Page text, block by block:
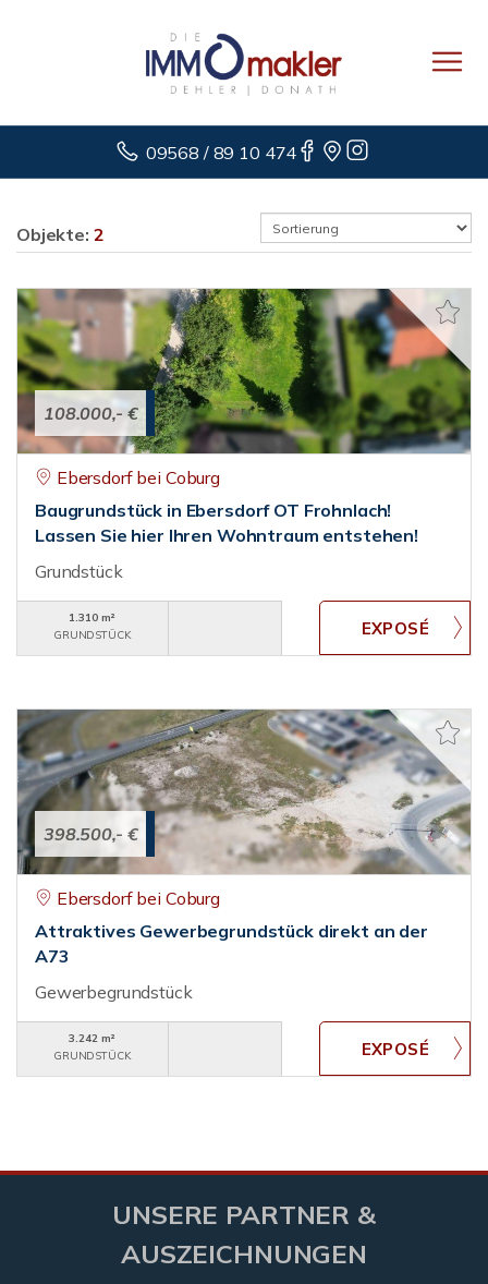
09568 / 89 10 474
Objekte: 2
108.000,- €
Ebersdorf bei Coburg
Baugrundstück in Ebersdorf OT Frohnlach!
Lassen Sie hier Ihren Wohntraum entstehen!
Grundstück
1.310 m²
GRUNDSTÜCK
398.500,- €
Ebersdorf bei Coburg
Attraktives Gewerbegrundstück direkt an der
A73
Gewerbegrundstück
3.242 m²
GRUNDSTÜCK
UNSERE PARTNER &
AUSZEICHNUNGEN